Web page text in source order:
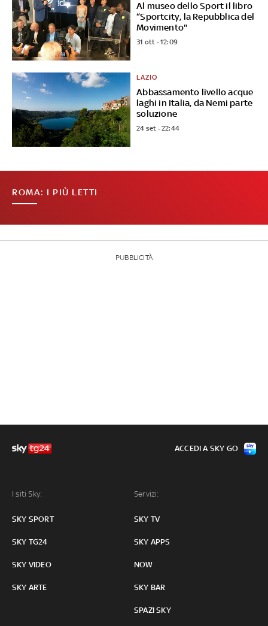
Al museo dello Sport il libro
“Sportcity, la Repubblica del
Movimento"
31 ott - 12:09
Abbassamento livello acque
laghi in Italia, da Nemi parte
soluzione
LAZIO
24 set - 22:44
ROMA: I PIÙ LETTI
PUBBLICITÀ
I siti Sky:
SKY SPORT
SKY TG24
SKY VIDEO
SKY ARTE
Servizi:
SKY TV
SKY APPS
NOW
SKY BAR
SPAZI SKY
ACCEDI A SKY GO